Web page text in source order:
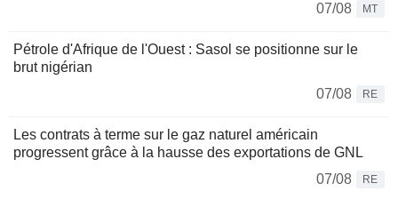
07/08
MT
Pétrole d'Afrique de l'Ouest : Sasol se positionne sur le
brut nigérian
07/08
RE
Les contrats à terme sur le gaz naturel américain
progressent grâce à la hausse des exportations de GNL
07/08
RE